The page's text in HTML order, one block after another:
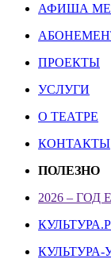
АФИША
ПРОЕКТЫ
УСЛУГИ
О ТЕАТРЕ
КОНТАКТЫ
ПОЛЕЗНО
2026 –
КУЛЬТУРА-